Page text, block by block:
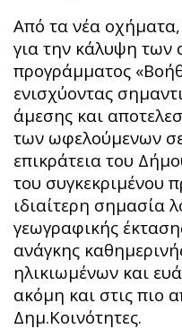
Από τα νέα οχήματα,
για την κάλυψη των
προγράμματος
ενισχύοντας
άμεσης και
των ωφελούμενων
επικράτεια του
του συγκεκριμένου
ιδιαίτερη σημασία
γεωγραφικής
ανάγκης
ηλικιωμένων και
ακόμη και στις πιο
Δημ.Κοινότητες.